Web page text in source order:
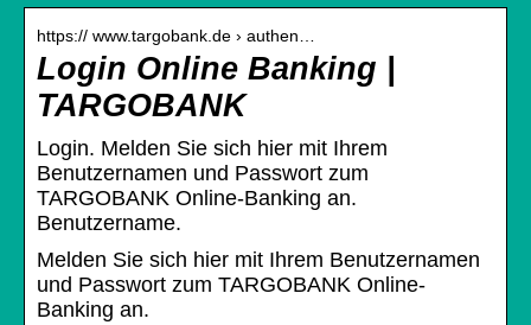
https:// www.targobank.de › authen…
Login Online Banking |
TARGOBANK
Login. Melden Sie sich hier mit Ihrem
Benutzernamen und Passwort zum
TARGOBANK Online-Banking an.
Benutzername.
Melden Sie sich hier mit Ihrem Benutzernamen
und Passwort zum TARGOBANK Online-
Banking an.